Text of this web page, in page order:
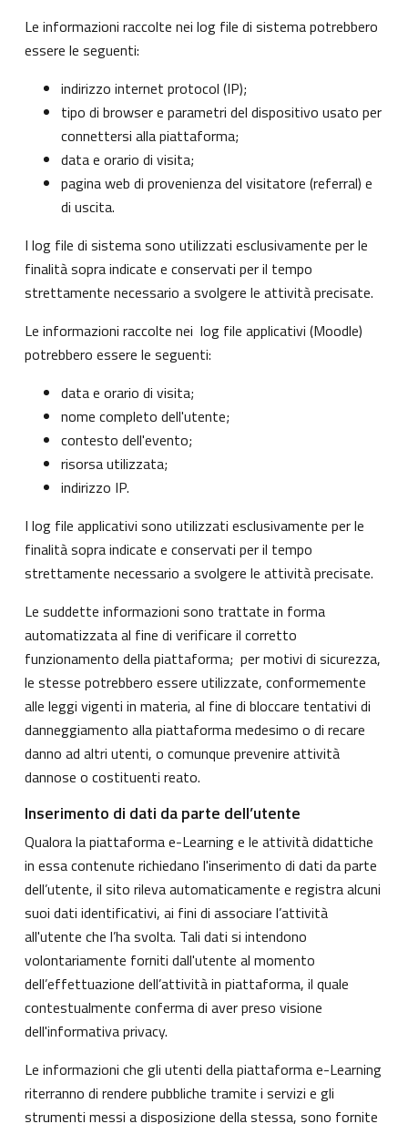
Le informazioni raccolte nei log file di sistema potrebbero
essere le seguenti:
indirizzo internet protocol (IP);
tipo di browser e parametri del dispositivo usato per
connettersi alla piattaforma;
data e orario di visita;
pagina web di provenienza del visitatore (referral) e
di uscita.
I log file di sistema sono utilizzati esclusivamente per le
finalità sopra indicate e conservati per il tempo
strettamente necessario a svolgere le attività precisate.
Le informazioni raccolte nei log file applicativi (Moodle)
potrebbero essere le seguenti:
data e orario di visita;
nome completo dell'utente;
contesto dell'evento;
risorsa utilizzata;
indirizzo IP.
I log file applicativi sono utilizzati esclusivamente per le
finalità sopra indicate e conservati per il tempo
strettamente necessario a svolgere le attività precisate.
Le suddette informazioni sono trattate in forma
automatizzata al fine di verificare il corretto
funzionamento della piattaforma; per motivi di sicurezza,
le stesse potrebbero essere utilizzate, conformemente
alle leggi vigenti in materia, al fine di bloccare tentativi di
danneggiamento alla piattaforma medesimo o di recare
danno ad altri utenti, o comunque prevenire attività
dannose o costituenti reato.
Inserimento di dati da parte dell’utente
Qualora la piattaforma e-Learning e le attività didattiche
in essa contenute richiedano l'inserimento di dati da parte
dell’utente, il sito rileva automaticamente e registra alcuni
suoi dati identificativi, ai fini di associare l’attività
all'utente che l’ha svolta. Tali dati si intendono
volontariamente forniti dall'utente al momento
dell’effettuazione dell’attività in piattaforma, il quale
contestualmente conferma di aver preso visione
dell'informativa privacy.
Le informazioni che gli utenti della piattaforma e-Learning
riterranno di rendere pubbliche tramite i servizi e gli
strumenti messi a disposizione della stessa, sono fornite